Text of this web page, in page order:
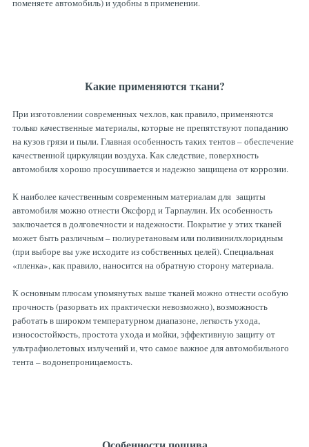
поменяете автомобиль) и удобны в применении.
Какие применяются ткани?
При изготовлении современных чехлов, как правило, применяются
только качественные материалы, которые не препятствуют попаданию
на кузов грязи и пыли. Главная особенность таких тентов – обеспечение
качественной циркуляции воздуха. Как следствие, поверхность
автомобиля хорошо просушивается и надежно защищена от коррозии.
К наиболее качественным современным материалам для защиты
автомобиля можно отнести Оксфорд и Тарпаулин. Их особенность
заключается в долговечности и надежности. Покрытие у этих тканей
может быть различным – полиуретановым или поливинилхлоридным
(при выборе вы уже исходите из собственных целей). Специальная
«пленка», как правило, наносится на обратную сторону материала.
К основным плюсам упомянутых выше тканей можно отнести особую
прочность (разорвать их практически невозможно), возможность
работать в широком температурном диапазоне, легкость ухода,
износостойкость, простота ухода и мойки, эффективную защиту от
ультрафиолетовых излучений и, что самое важное для автомобильного
тента – водонепроницаемость.